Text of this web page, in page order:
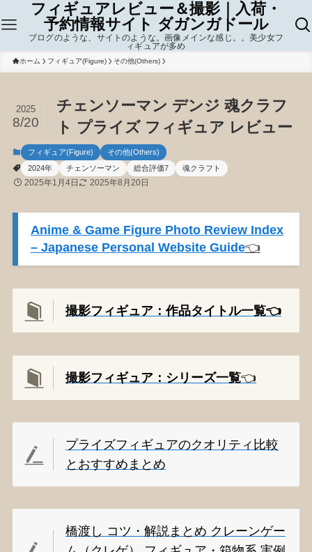
フィギュアレビュー＆撮影｜入荷・
予約情報サイト ダガンガドール
ブログのような、サイトのような。画像メインな感じ。。美少女フ
ィギュアが多め
ホーム フィギュア(Figure) その他(Others)
チェンソーマン デンジ 魂クラフ
ト プライズ フィギュア レビュー
2025
8/20
フィギュア(Figure)
その他(Others)
2024年
チェンソーマン 総合評価7 魂クラフト
2025年1月4日 2025年8月20日
Anime & Game Figure Photo Review Index
– Japanese Personal Website Guide👈️
撮影フィギュア：作品タイトル一覧👈️
撮影フィギュア：シリーズ一覧👈️
プライズフィギュアのクオリティ比較
とおすすめまとめ
橋渡し コツ・解説まとめ クレーンゲー